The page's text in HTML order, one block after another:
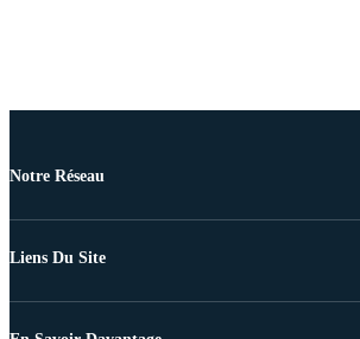
Notre Réseau
Liens Du Site